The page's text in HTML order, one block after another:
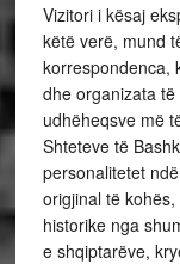
Vizitori i kësaj
këtë verë, mund
korrespondenca,
dhe organizata
udhëheqsve më
Shteteve të
personalitetet
origjinal të
historike nga
e shqiptarëve,